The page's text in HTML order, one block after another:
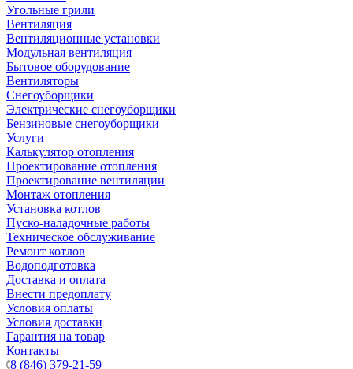
Угольные грили
Вентиляция
Вентиляционные установки
Модульная вентиляция
Бытовое оборудование
Вентиляторы
Снегоуборщики
Электрические снегоуборщики
Бензиновые снегоуборщики
Услуги
Калькулятор отопления
Проектирование отопления
Проектирование вентиляции
Монтаж отопления
Установка котлов
Пуско-наладочные работы
Техническое обслуживание
Ремонт котлов
Водоподготовка
Доставка и оплата
Внести предоплату
Условия оплаты
Условия доставки
Гарантия на товар
Контакты
8 (846) 379-21-59